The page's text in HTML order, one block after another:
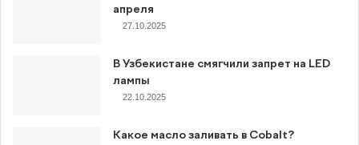
апреля
27.10.2025
В Узбекистане смягчили запрет на LED
лампы
22.10.2025
Какое масло заливать в Cobalt?